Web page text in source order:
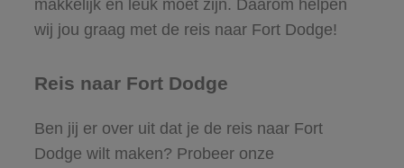
makkelijk en leuk moet zijn. Daarom helpen
wij jou graag met de reis naar Fort Dodge!
Reis naar Fort Dodge
Ben jij er over uit dat je de reis naar Fort
Dodge wilt maken? Probeer onze